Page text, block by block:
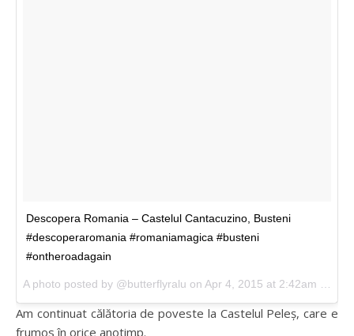
Descopera Romania – Castelul Cantacuzino, Busteni
#descoperaromania #romaniamagica #busteni
#ontheroadagain
Am continuat călătoria de poveste la Castelul Peleș, care e
frumos în orice anotimp.